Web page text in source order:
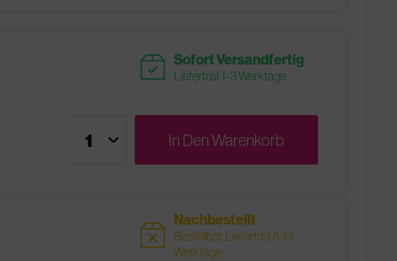
readytoship Sofort Versandfertig
Lieferfrist 1-3 Werktage
In DenWarenkorb
sold Nachbestellt
Bestellbar, Lieferfrist 5-14
Werktage